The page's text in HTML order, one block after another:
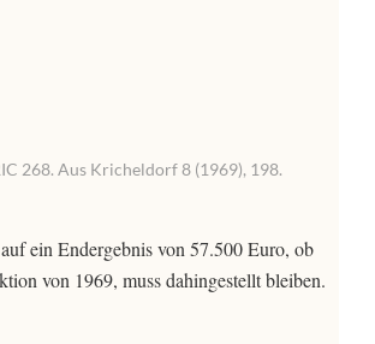
268. Aus Kricheldorf 8 (1969), 198.
ein Endergebnis von 57.500 Euro, ob
von 1969, muss dahingestellt bleiben.